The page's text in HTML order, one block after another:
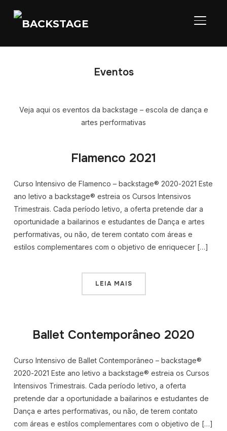
Eventos
Veja aqui os eventos da backstage – escola de dança e
artes performativas
Flamenco 2021
Curso Intensivo de Flamenco – backstage® 2020-2021 Este
ano letivo a backstage® estreia os Cursos Intensivos
Trimestrais. Cada período letivo, a oferta pretende dar a
oportunidade a bailarinos e estudantes de Dança e artes
performativas, ou não, de terem contato com áreas e
estilos complementares com o objetivo de enriquecer […]
LEIA MAIS
Ballet Contemporâneo 2020
Curso Intensivo de Ballet Contemporâneo – backstage®
2020-2021 Este ano letivo a backstage® estreia os Cursos
Intensivos Trimestrais. Cada período letivo, a oferta
pretende dar a oportunidade a bailarinos e estudantes de
Dança e artes performativas, ou não, de terem contato
com áreas e estilos complementares com o objetivo de […]